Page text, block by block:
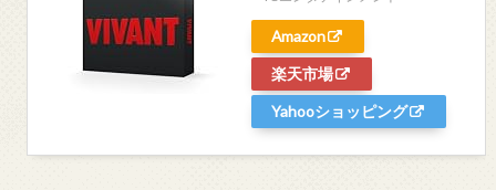
Amazon
楽天市場
Yahooショッピング